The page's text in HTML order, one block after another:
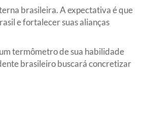
brasileira. A expectativa é que
e fortalecer suas alianças
termômetro de sua habilidade
brasileiro buscará concretizar